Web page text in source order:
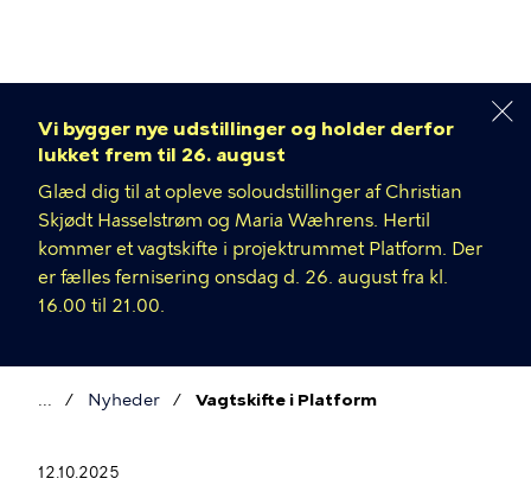
Vi bygger nye udstillinger og holder derfor
lukket frem til 26. august
Glæd dig til at opleve soloudstillinger af Christian
Skjødt Hasselstrøm og Maria Wæhrens. Hertil
kommer et vagtskifte i projektrummet Platform. Der
er fælles fernisering onsdag d. 26. august fra kl.
16.00 til 21.00.
Nyheder Vagtskifte i Platform
12.10.2025